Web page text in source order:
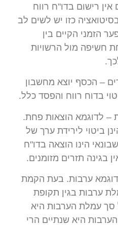
בדו"ח רווח
כזו יש לשים לב
הקיים בין
מול הרשויות
יוצא מחשבון
רווח והפסד כלל.
הוצאות פחת.
לירידת ערך של
הוצאה בדו"ח
תזרים מזומנים.
בעת הקמת
בגין תקופת
הערבות היא
היא שנתיים הרי